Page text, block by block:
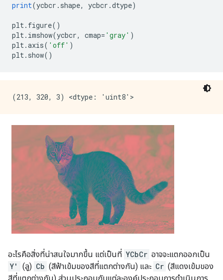
print(ycbcr . shape, ycbcr .dtype)
plt. figure()
plt. imshow(ycbcr, cmap= 'gray' )
plt.axis( 'off' )
plt. show()
อะไรคือสิ่งที่น่าสนใจมากขึ้น แต่เป็นที่ YCbCr อาจจะแตกออกเป็น
Y'
(ลู) Cb (สีฟ้าเข้มของสีที่แตกต่างกัน) และ Cr (สีแดงเข้มของ